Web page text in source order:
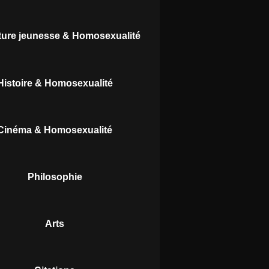
jeunesse & Homosexualité
& Homosexualité
& Homosexualité
Philosophie
Arts